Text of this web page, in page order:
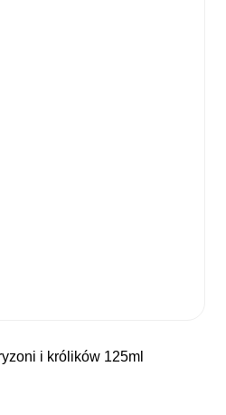
i królików 125ml